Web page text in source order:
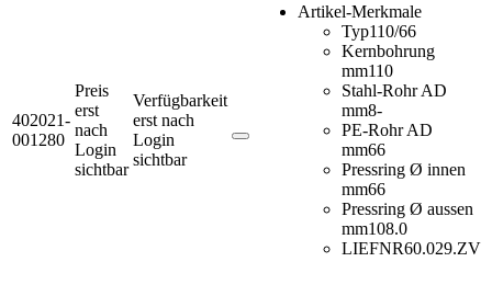
402021-
001280
Preis
erst
nach
Login
sichtbar
Verfügbarkeit
erst nach
Login
sichtbar
Artikel-Merkmale
Typ110/66
Kernbohrung
mm110
Stahl-Rohr AD
mm8-
PE-Rohr AD
mm66
Pressring Ø innen
mm66
Pressring Ø aussen
mm108.0
LIEFNR60.029.ZV